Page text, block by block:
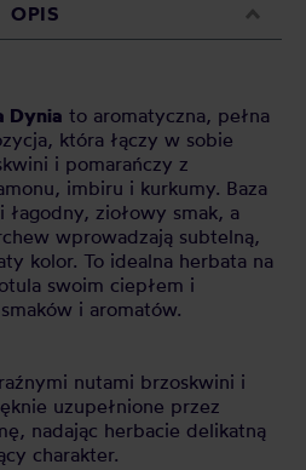
OPIS
Dynia to aromatyczna, pełna
która łączy w sobie
i pomarańczy z
imbiru i kurkumy. Baza
ziołowy smak, a
wprowadzają subtelną,
kolor. To idealna herbata na
swoim ciepłem i
i aromatów.
nutami brzoskwini i
uzupełnione przez
nadając herbacie delikatną
charakter.